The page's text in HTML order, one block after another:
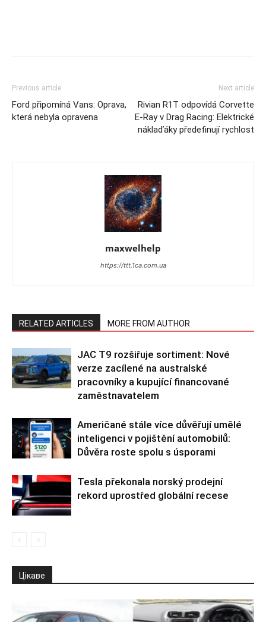
Previous article
Ford připomíná Vans: Oprava,
která nebyla opravena
Next article
Rivian R1T odpovídá Corvette
E-Ray v Drag Racing: Elektrické
náklaďáky předefinují rychlost
maxwelhelp
https://ttt.1ca.com.ua
RELATED ARTICLES MORE FROM AUTHOR
JAC T9 rozšiřuje sortiment: Nové
verze zacílené na australské
pracovníky a kupující financované
zaměstnavatelem
Američané stále více důvěřují umělé
inteligenci v pojištění automobilů:
Důvěra roste spolu s úsporami
Tesla překonala norský prodejní
rekord uprostřed globální recese
Цікаве